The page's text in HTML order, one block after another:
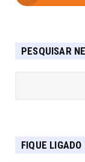
PESQUISAR
FIQUE